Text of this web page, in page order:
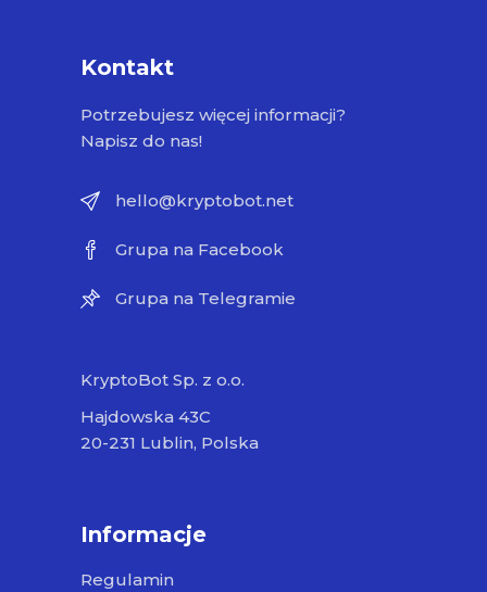
Kontakt
Potrzebujesz więcej informacji?
Napisz do nas!
hello@kryptobot.net
Grupa na Facebook
Grupa na Telegramie
KryptoBot Sp. z o.o.
Hajdowska 43C
20-231 Lublin, Polska
Informacje
Regulamin